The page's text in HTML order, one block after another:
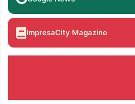
ImpresaCity Magazine